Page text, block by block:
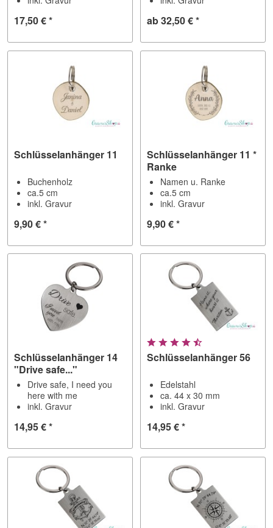
17,50 € * ab 32,50 € *
Schlüsselanhänger 11
Buchenholz
ca.5 cm
inkl. Gravur
9,90 € *
Schlüsselanhänger 11 *
Ranke
Namen u. Ranke
ca.5 cm
inkl. Gravur
9,90 € *
Schlüsselanhänger 14
"Drive safe..."
Drive safe, I need you
here with me
inkl. Gravur
14,95 € *
Schlüsselanhänger 56
Edelstahl
ca. 44 x 30 mm
inkl. Gravur
14,95 € *